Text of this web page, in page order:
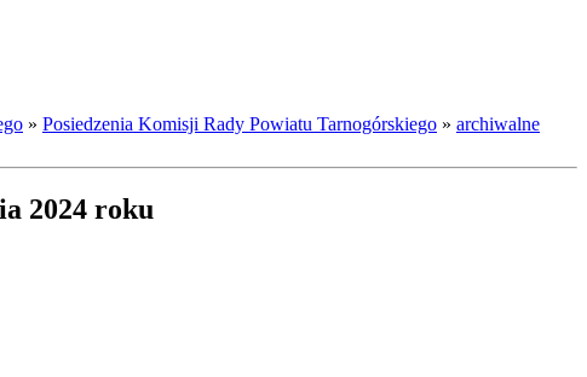
» Posiedzenia Komisji Rady Powiatu Tarnogórskiego » archiwalne
2024 roku